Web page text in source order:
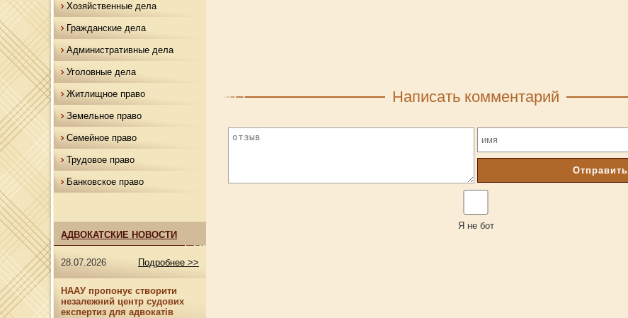
Хозяйственные дела
Гражданские дела
Административные дела
Уголовные дела
Житлищное право
Земельное право
Семейное право
Трудовое право
Банковское право
АДВОКАТСКИЕ НОВОСТИ
28.07.2026 Подробнее >>
НААУ пропонує створити
незалежний центр судових
експертиз для адвокатів
Написать комментарий
Отправить
Я не бот